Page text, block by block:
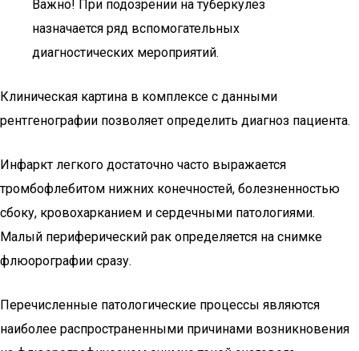
Важно! При подозрении на туберкулез
назначается ряд вспомогательных
диагностических мероприятий.
Клиническая картина в комплексе с данными
рентгенографии позволяет определить диагноз пациента.
Инфаркт легкого достаточно часто выражается
тромбофлебитом нижних конечностей, болезненностью
сбоку, кровохарканием и сердечными патологиями.
Малый периферический рак определяется на снимке
флюорографии сразу.
Перечисленные патологические процессы являются
наиболее распространенными причинами возникновения